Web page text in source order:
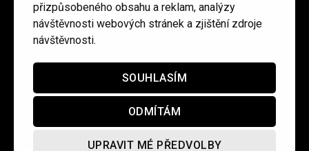
přizpůsobeného obsahu a reklam, analýzy
návštěvnosti webových stránek a zjištění zdroje
návštěvnosti.
SOUHLASÍM
ODMÍTÁM
UPRAVIT MÉ PŘEDVOLBY
redakce@cinepur.cz